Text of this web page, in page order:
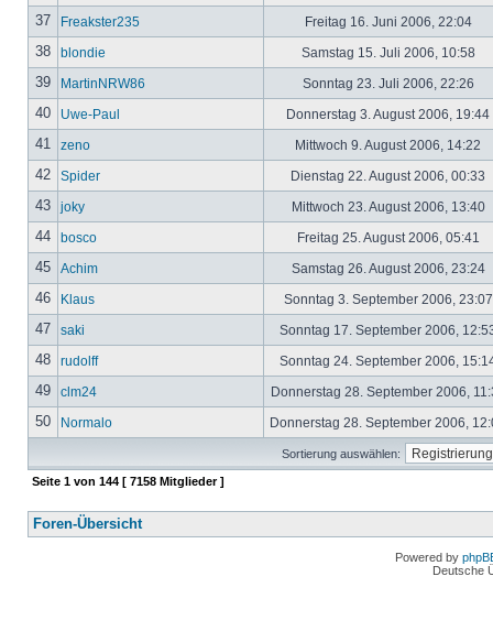
37 Freakster235 Freitag 16. Juni 2006, 22:04
38 blondie Samstag 15. Juli 2006, 10:58
39 MartinNRW86 Sonntag 23. Juli 2006, 22:26
40 Uwe-Paul Donnerstag 3. August 2006, 19:44
41 zeno Mittwoch 9. August 2006, 14:22
42 Spider Dienstag 22. August 2006, 00:33
43 joky Mittwoch 23. August 2006, 13:40
44 bosco Freitag 25. August 2006, 05:41
45 Achim Samstag 26. August 2006, 23:24
46 Klaus Sonntag 3. September 2006,
47 saki Sonntag 17. September 2006,
48 rudolff Sonntag 24. September 2006,
49 clm24 Donnerstag 28. September 2006,
50 Normalo Donnerstag 28. September 2006,
Sortierung auswählen:
Seite 1 von 144 [ 7158 Mitglieder ]
Foren-Übersicht
Powered by
Deutsche